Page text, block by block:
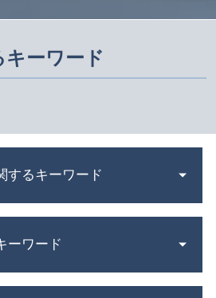
ーワード
するキーワード
ーワード